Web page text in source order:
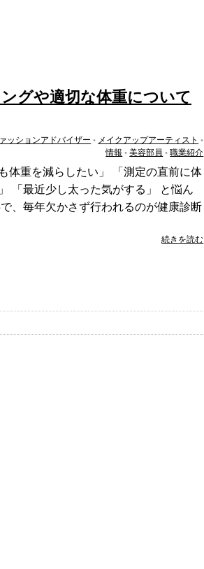
グや適切な体重について
ッションアドバイザー • メイクアップアーティスト •
情報 •美容部員 •職業紹介
体重を減らしたい」 「測定の直前に体
「最近少し太った気がする」 と悩ん
、毎年欠かさず行われるのが健康診断
続きを読む